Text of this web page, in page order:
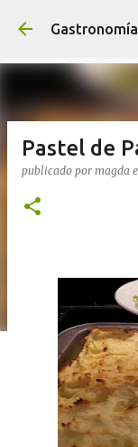
Pastel de
publicado por magda